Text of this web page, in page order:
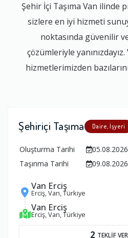
Şehir İçi Taşıma Van ilinde
sizlere en iyi hizmeti
noktasında güvenilir ve
çözümleriyle
hizmetlerimizden
Şehiriçi Taşıma Daire, İşyeri
Oluşturma Tarihi
Taşınma Tarihi
09.08.2026
Van Erciş
Erciş, Van, Türkiye
Van Erciş
Erciş, Van, Türkiye
2 TEKLİF